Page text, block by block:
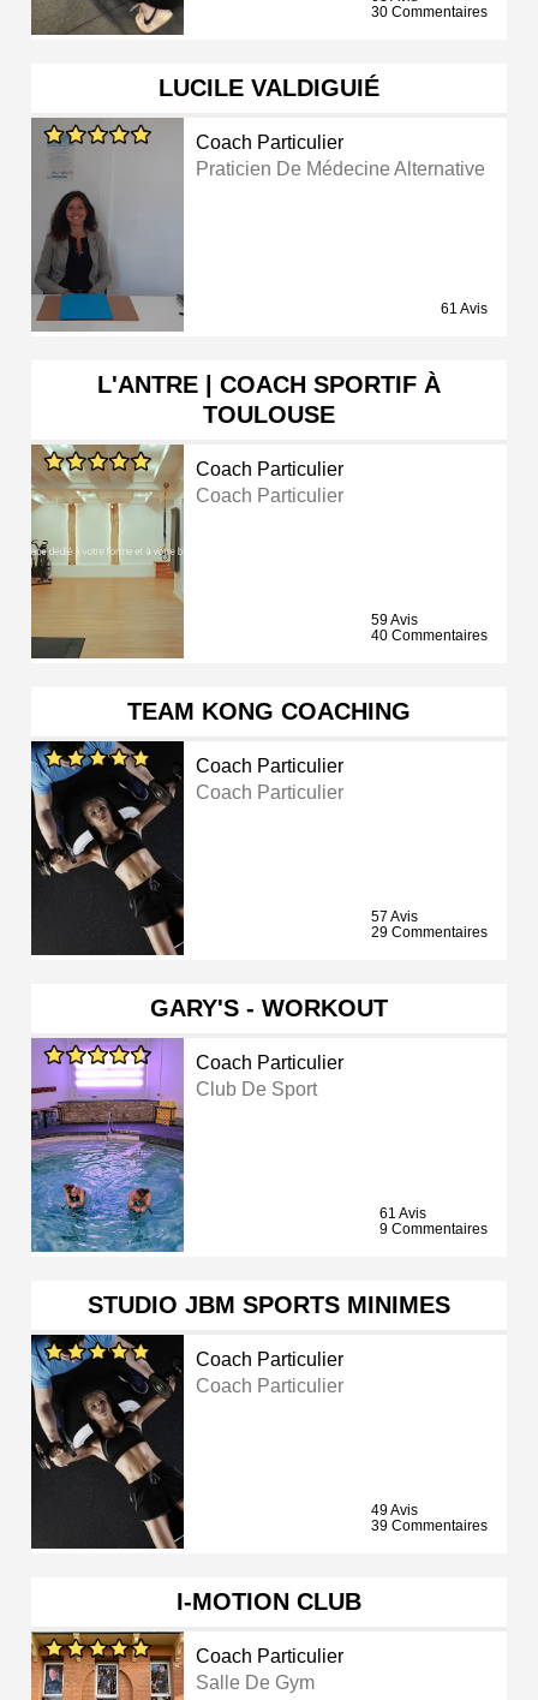
30 Commentaires
LUCILE VALDIGUIÉ
Coach Particulier
Praticien De Médecine Alternative
61 Avis
L'ANTRE | COACH SPORTIF À
TOULOUSE
Coach Particulier
Coach Particulier
59 Avis
40 Commentaires
TEAM KONG COACHING
Coach Particulier
Coach Particulier
57 Avis
29 Commentaires
GARY'S - WORKOUT
Coach Particulier
Club De Sport
61 Avis
9 Commentaires
STUDIO JBM SPORTS MINIMES
Coach Particulier
Coach Particulier
49 Avis
39 Commentaires
I-MOTION CLUB
Coach Particulier
Salle De Gym